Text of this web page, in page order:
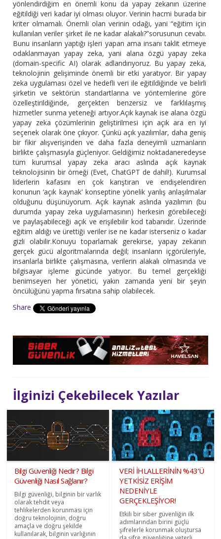
yönlendirdiğim en önemli konu da yapay zekanın üzerine
eğitildiği veri kadar iyi olması oluyor. Verinin hacmi burada bir
kriter olmamalı. Önemli olan verinin odağı, yani “eğitim için
kullanılan veriler şirket ile ne kadar alakalı?”sorusunun cevabı.
Bunu insanların yaptığı işleri yapan ama insanı taklit etmeye
odaklanmayan yapay zeka, yani alana özgü yapay zeka
(domain-specific AI) olarak adlandırıyoruz. Bu yapay zeka,
teknolojinin gelişiminde önemli bir etki yaratıyor. Bir yapay
zeka uygulaması özel ve hedefli veri ile eğitildiğinde ve belirli
şirketin ve sektörün standartlarına ve yöntemlerine göre
özelleştirildiğinde, gerçekten benzersiz ve farklılaşmış
hizmetler sunma yeteneği artıyor.Açık kaynak ise alana özgü
yapay zeka çözümlerinin geliştirilmesi için açık ara en iyi
seçenek olarak öne çıkıyor. Çünkü açık yazılımlar, daha geniş
bir fikir alışverişinden ve daha fazla deneyimli uzmanların
birlikte çalışmasıyla güçleniyor. Geldiğimiz noktadaneredeyse
tüm kurumsal yapay zeka aracı aslında açık kaynak
teknolojisinin bir örneği (Evet, ChatGPT de dahil!). Kurumsal
liderlerin kafasını en çok karıştıran ve endişelendiren
konunun ‘açık kaynak' konseptine yönelik yanlış anlaşılmalar
olduğunu düşünüyorum. Açık kaynak aslında yazılımın (bu
durumda yapay zeka uygulamasının) herkesin görebileceği
ve paylaşabileceği açık ve erişilebilir kod tabanıdır. Üzerinde
eğitim aldığı ve ürettiği veriler ise ne kadar isterseniz o kadar
gizli olabilir.Konuyu toparlamak gerekirse, yapay zekanın
gerçek gücü algoritmalarında değil; insanların içgörüleriyle,
insanlarla birlikte çalışmasına, verilerin alakalı olmasında ve
bilgisayar işleme gücünde yatıyor. Bu temel gerçekliği
benimseyen her yönetici, yakın zamanda yeni bir şeyin
öncülüğünü yapma fırsatına sahip olabilecek.
Share
İlginizi Çekebilecek Yazılar
Bilgi Güvenliği Nedir? Bilgi
Güvenliği Nasıl Sağlanır?
Bilgi güvenliği, bilginin bir varlık
olarak tehdit veya
tehlikelerden korunması için
doğru teknolojinin, doğru
amaçla ve doğru şekilde
kullanılarak, bilginin varlığının
VERİ İHLALLERİNİN %43’Ü
YETKİSİZ ERİŞİM
NEDENİYLE
GERÇEKLEŞİYOR!
Etkili bir siber güvenliğin ilk
adımlarından birini güçlü
şifrelerle korunmak oluştursa